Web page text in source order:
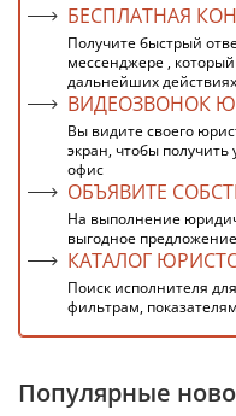
БЕСПЛАТНАЯ
Получите быстрый
мессенджере ,
дальнейших действиях
ВИДЕОЗВОНОК
Вы видите своего
экран, чтобы
офис
ОБЪЯВИТЕ
На выполнение
выгодное предложение
КАТАЛОГ
Поиск исполнителя
фильтрам,
Популярные